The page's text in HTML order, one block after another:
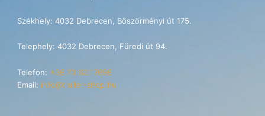
Székhely: 4032 Debrecen, Böszörményi út 175.
Telephely: 4032 Debrecen, Füredi út 94.
Telefon: +36 70 621 7696
Email: info@trailer-shop.hu